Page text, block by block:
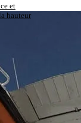
et
hauteur